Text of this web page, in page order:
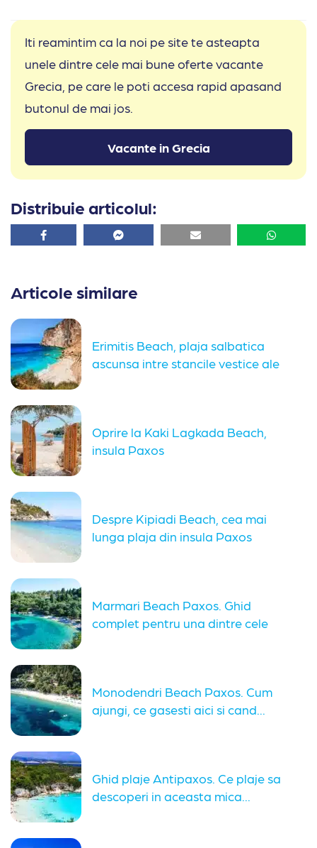
Iti reamintim ca la noi pe site te asteapta
unele dintre cele mai bune oferte vacante
Grecia, pe care le poti accesa rapid apasand
butonul de mai jos.
Vacante in Grecia
Distribuie articolul:
Facebook Facebook Email
Articole similare
Erimitis Beach, plaja salbatica
ascunsa intre stancile vestice ale
Oprire la Kaki Lagkada Beach,
insula Paxos
Despre Kipiadi Beach, cea mai
lunga plaja din insula Paxos
Marmari Beach Paxos. Ghid
complet pentru una dintre cele
Monodendri Beach Paxos. Cum
ajungi, ce gasesti aici si cand...
Ghid plaje Antipaxos. Ce plaje sa
descoperi in aceasta mica...